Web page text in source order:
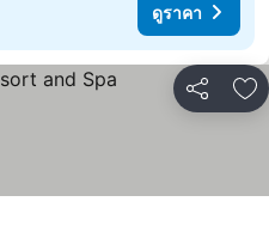
ดูราคา
แชร์ เ